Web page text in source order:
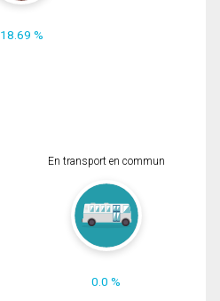
18.69 %
En transport en commun
0.0 %